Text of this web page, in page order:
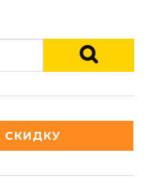
СКИДКУ